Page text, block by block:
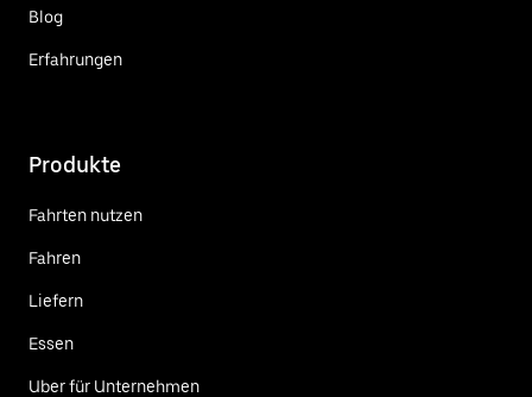
Blog
Erfahrungen
Produkte
Fahrten nutzen
Fahren
Liefern
Essen
Uber für Unternehmen